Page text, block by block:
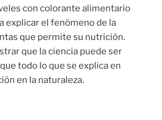
con colorante alimentario
explicar el fenómeno de la
que permite su nutrición.
que la ciencia puede ser
todo lo que se explica en
en la naturaleza.